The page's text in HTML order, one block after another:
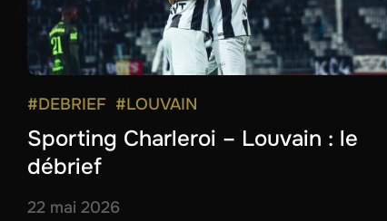
#DEBRIEF #LOUVAIN
Sporting Charleroi – Louvain : le
débrief
22 mai 2026